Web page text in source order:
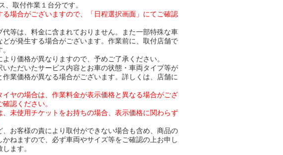
、取付作業１台分です。
場合がございますので、「日程選択画面」にてご確認
等は、料金に含まれておりません。また一部特殊な車
が発生する場合がございます。作業前に、取付店舗で
り価格が異なりますので、予めご了承ください。
ただいたサービス内容とお車の状態・車両タイプ等が
業価格が異なる場合がございます。詳しくは、店舗に
ヤの場合は、作業料金が表示価格と異なる場合がござ
認ください。
未使用チケットをお持ちの場合、表示価格に関わらず
お客様の責により取付ができない場合も含め、商品の
ねますので、必ず車両やサイズ等をご確認の上お申し
ます。